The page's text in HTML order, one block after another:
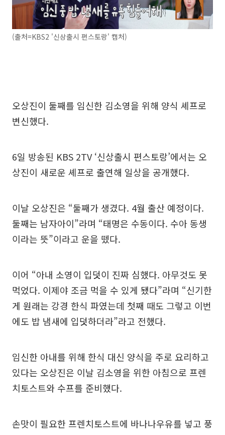
(출처=KBS2 '신상출시 편스토랑' 캡처)
오상진이 둘째를 임신한 김소영을 위해 양식 셰프로
변신했다.
6일 방송된 KBS 2TV ‘신상출시 편스토랑’에서는 오
상진이 새로운 셰프로 출연해 일상을 공개했다.
이날 오상진은 “둘째가 생겼다. 4월 출산 예정이다.
둘째는 남자아이”라며 “태명은 수동이다. 수아 동생
이라는 뜻”이라고 운을 뗐다.
이어 “아내 소영이 입덧이 진짜 심했다. 아무것도 못
먹었다. 이제야 조금 먹을 수 있게 됐다”라며 “신기한
게 원래는 강경 한식 파였는데 첫째 때도 그렇고 이번
에도 밥 냄새에 입덧하더라”라고 전했다.
임신한 아내를 위해 한식 대신 양식을 주로 요리하고
있다는 오상진은 이날 김소영을 위한 아침으로 프렌
치토스트와 수프를 준비했다.
손맛이 필요한 프렌치토스트에 바나나우유를 넣고 풍